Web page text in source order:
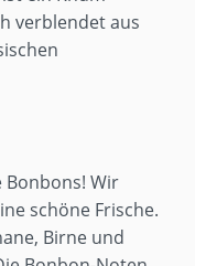
verblendet aus
Bonbons! Wir
schöne Frische.
Birne und